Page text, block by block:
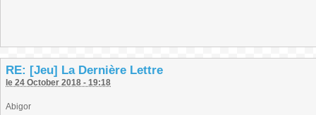
RE: [Jeu] La Dernière Lettre
le 24 October 2018 - 19:18
Abigor